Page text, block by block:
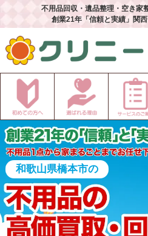
不用品回収・遺品整理・空き家
創業21年「信頼と実績」関
和歌山県橋本市の